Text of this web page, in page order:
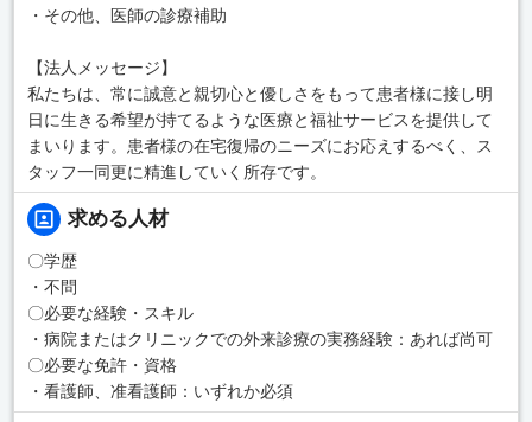
・その他、医師の診療補助
【法人メッセージ】
私たちは、常に誠意と親切心と優しさをもって患者様に接し明
日に生きる希望が持てるような医療と福祉サービスを提供して
まいります。患者様の在宅復帰のニーズにお応えするべく、ス
タッフ一同更に精進していく所存です。
求める人材
〇学歴
・不問
〇必要な経験・スキル
・病院またはクリニックでの外来診療の実務経験：あれば尚可
〇必要な免許・資格
・看護師、准看護師：いずれか必須